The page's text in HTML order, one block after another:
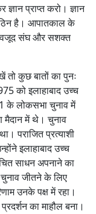
प्राप्त करो। ज्ञान
है। आपातकाल के
संघ और सशक्त
कुछ बातों का पुनः
को इलाहाबाद उच्च
के लोकसभा चुनाव में
मैदान में थे। चुनाव
पराजित प्रत्याशी
इलाहाबाद उच्च
साधन अपनाने का
चुनाव जीतने के लिए
उनके पक्ष में रहा।
का माहौल बना।